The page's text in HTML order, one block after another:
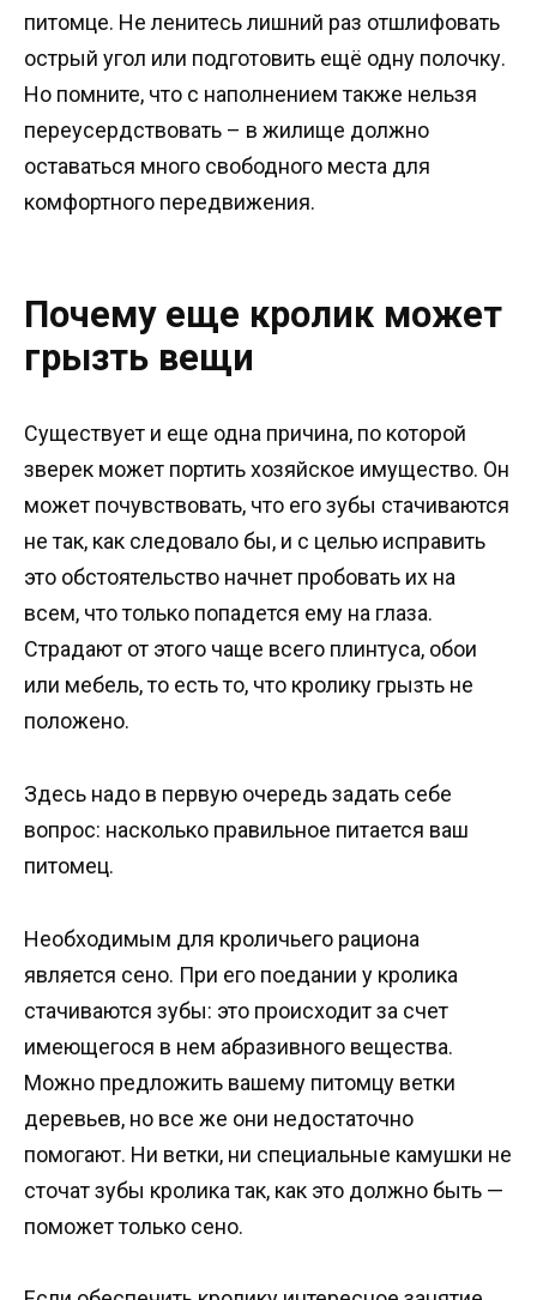
питомце. Не ленитесь лишний раз отшлифовать
острый угол или подготовить ещё одну полочку.
Но помните, что с наполнением также нельзя
переусердствовать – в жилище должно
оставаться много свободного места для
комфортного передвижения.
Почему еще кролик может
грызть вещи
Существует и еще одна причина, по которой
зверек может портить хозяйское имущество. Он
может почувствовать, что его зубы стачиваются
не так, как следовало бы, и с целью исправить
это обстоятельство начнет пробовать их на
всем, что только попадется ему на глаза.
Страдают от этого чаще всего плинтуса, обои
или мебель, то есть то, что кролику грызть не
положено.
Здесь надо в первую очередь задать себе
вопрос: насколько правильное питается ваш
питомец.
Необходимым для кроличьего рациона
является сено. При его поедании у кролика
стачиваются зубы: это происходит за счет
имеющегося в нем абразивного вещества.
Можно предложить вашему питомцу ветки
деревьев, но все же они недостаточно
помогают. Ни ветки, ни специальные камушки не
сточат зубы кролика так, как это должно быть —
поможет только сено.